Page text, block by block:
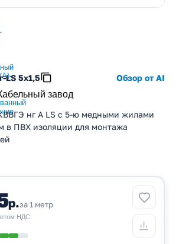
LS 5х1,5
Обзор от AI
завод
нг А LS с 5-ю медными жилами
в ПВХ изоляции для монтажа
р.за 1 метр
НДС.